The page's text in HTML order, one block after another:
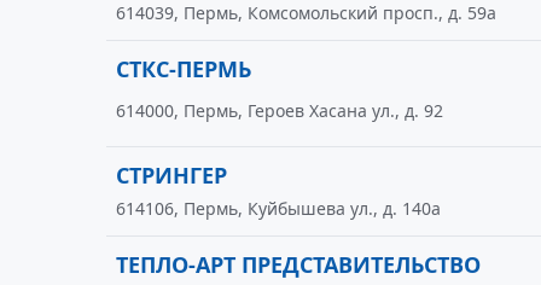
614039, Пермь, Комсомольский просп., д. 59а
СТКС-ПЕРМЬ
614000, Пермь, Героев Хасана ул., д. 92
СТРИНГЕР
614106, Пермь, Куйбышева ул., д. 140а
ТЕПЛО-АРТ ПРЕДСТАВИТЕЛЬСТВО